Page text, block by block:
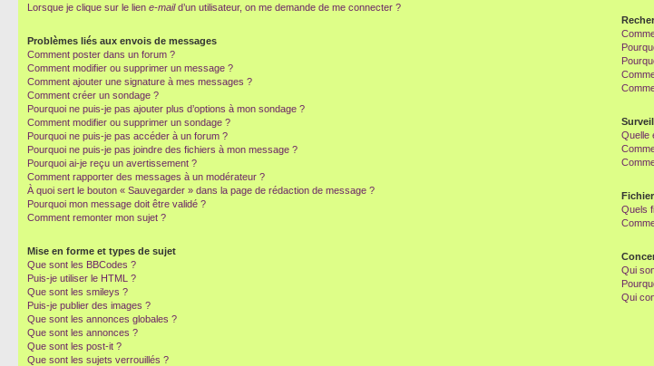
Lorsque je clique sur le lien e-maild’un utilisateur, on me demande de me connecter ?
Problèmes liés aux envois de messages
Comment poster dans un forum ?
Comment modifier ou supprimer un message ?
Comment ajouter une signature à mes messages ?
Comment créer un sondage ?
Pourquoi ne puis-je pas ajouter plus d’options à mon sondage ?
Comment modifier ou supprimer un sondage ?
Pourquoi ne puis-je pas accéder à un forum ?
Pourquoi ne puis-je pas joindre des fichiers à mon message ?
Pourquoi ai-je reçu un avertissement ?
Comment rapporter des messages à un modérateur ?
À quoi sert le bouton « Sauvegarder » dans la page de rédaction de message ?
Pourquoi mon message doit être validé ?
Comment remonter mon sujet ?
Mise en forme et types de sujet
Que sont les BBCodes ?
Puis-je utiliser le HTML ?
Que sont les smileys ?
Puis-je publier des images ?
Que sont les annonces globales ?
Que sont les annonces ?
Que sont les post-it ?
Que sont les sujets verrouillés ?
Quelle
Quels
Qui
Qui